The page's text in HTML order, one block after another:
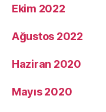
Ekim 2022
Ağustos 2022
Haziran 2020
Mayıs 2020